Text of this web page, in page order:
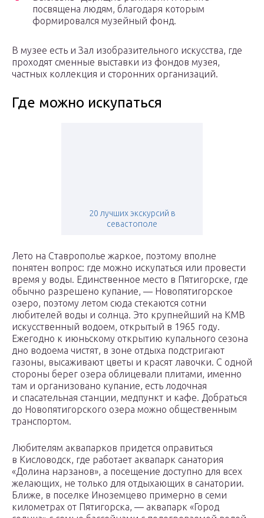
посвящена людям, благодаря которым
формировался музейный фонд.
В музее есть и Зал изобразительного искусства, где
проходят сменные выставки из фондов музея,
частных коллекция и сторонних организаций.
Где можно искупаться
20 лучших экскурсий в
севастополе
Лето на Ставрополье жаркое, поэтому вполне
понятен вопрос: где можно искупаться или провести
время у воды. Единственное место в Пятигорске, где
обычно разрешено купание, — Новопятигорское
озеро, поэтому летом сюда стекаются сотни
любителей воды и солнца. Это крупнейший на КМВ
искусственный водоем, открытый в 1965 году.
Ежегодно к июньскому открытию купального сезона
дно водоема чистят, в зоне отдыха подстригают
газоны, высаживают цветы и красят лавочки. С одной
стороны берег озера облицевали плитами, именно
там и организовано купание, есть лодочная
и спасательная станции, медпункт и кафе. Добраться
до Новопятигорского озера можно общественным
транспортом.
Любителям аквапарков придется оправиться
в Кисловодск, где работает аквапарк санатория
«Долина нарзанов», а посещение доступно для всех
желающих, не только для отдыхающих в санатории.
Ближе, в поселке Иноземцево примерно в семи
километрах от Пятигорска, — аквапарк «Город